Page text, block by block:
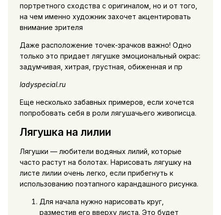
портретного сходства с оригиналом, но и от того,
на чем именно художник захочет акцентировать
внимание зрителя
Даже расположение точек-зрачков важно! Одно
только это придает лягушке эмоциональный окрас:
задумчивая, хитрая, грустная, обиженная и пр
ladyspecial.ru
Еще несколько забавных примеров, если хочется
попробовать себя в роли лягушачьего живописца.
Лягушка на лилии
Лягушки — любители водяных лилий, которые
часто растут на болотах. Нарисовать лягушку на
листе лилии очень легко, если прибегнуть к
использованию поэтапного карандашного рисунка.
Для начала нужно нарисовать круг,
разместив его вверху листа. Это будет